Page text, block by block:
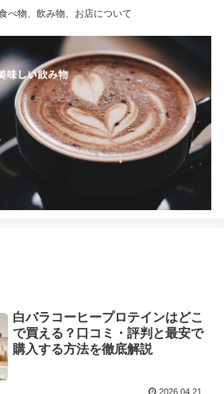
べ物、飲み物、お店について
白バラコーヒープロテインはどこ
で買える？口コミ・評判と最安で
購入する方法を徹底解説
2026.04.21